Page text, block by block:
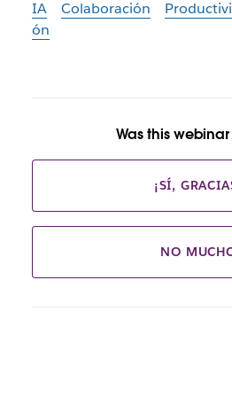
IA Colaboración
ón
Was this
¡SÍ,
NO